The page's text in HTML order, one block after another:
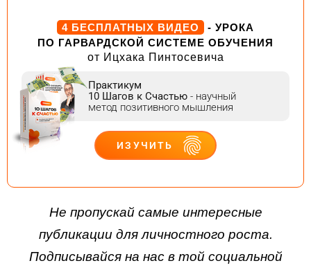
4 БЕСПЛАТНЫХ ВИДЕО
- УРОКА
ПО ГАРВАРДСКОЙ СИСТЕМЕ ОБУЧЕНИЯ
от Ицхака Пинтосевича
Практикум
10 Шагов к Счастью - научный
метод позитивного мышления
ИЗУЧИТЬ
Не пропускай самые интересные
публикации для личностного роста.
Подписывайся на нас в той социальной